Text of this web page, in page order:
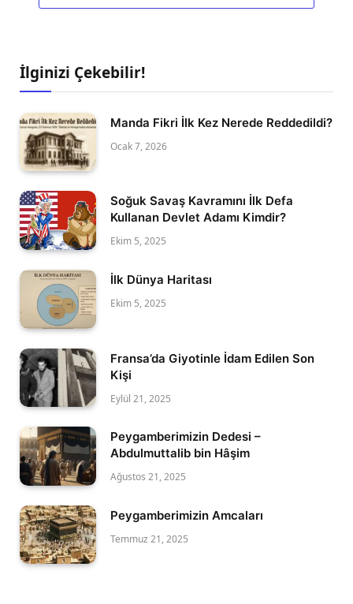
İlginizi Çekebilir!
Manda Fikri İlk Kez Nerede Reddedildi?
Ocak 7, 2026
Soğuk Savaş Kavramını İlk Defa
Kullanan Devlet Adamı Kimdir?
Ekim 5, 2025
İlk Dünya Haritası
Ekim 5, 2025
Fransa’da Giyotinle İdam Edilen Son
Kişi
Eylül 21, 2025
Peygamberimizin Dedesi –
Abdulmuttalib bin Hâşim
Ağustos 21, 2025
Peygamberimizin Amcaları
Temmuz 21, 2025